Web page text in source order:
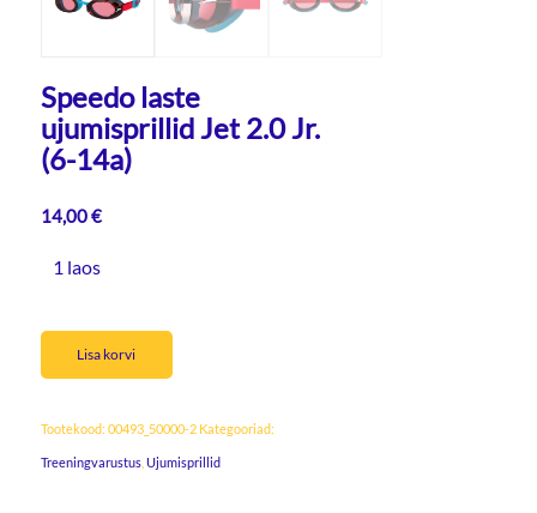
Speedo laste
ujumisprillid Jet 2.0 Jr.
(6-14a)
14,00€
1 laos
Lisa korvi
Tootekood: 00493_50000-2 Kategooriad:
Treeningvarustus, Ujumisprillid